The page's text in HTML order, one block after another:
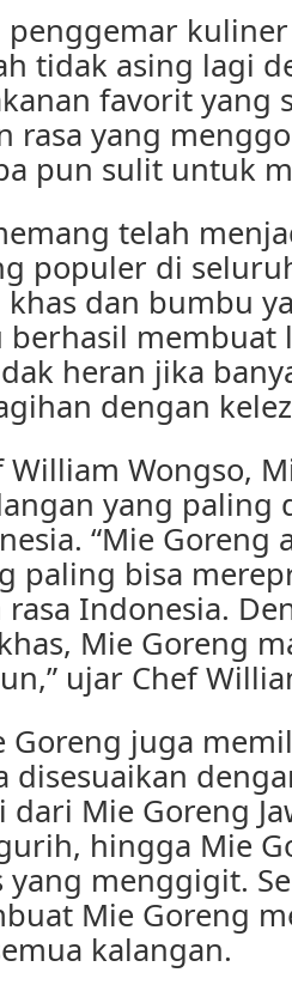
tidak asing lagi
favorit yang
rasa yang
pun sulit untuk
telah
populer di
khas dan bumbu
berhasil membuat
heran jika
dengan
Wongso,
yang paling
“Mie Goreng
paling bisa
rasa Indonesia.
Mie Goreng
ujar Chef
Goreng juga
disesuaikan
dari Mie Goreng
hingga Mie
menggigit.
Mie Goreng
kalangan.